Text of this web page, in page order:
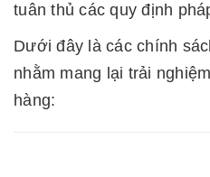
tuân thủ các quy định
Dưới đây là các chính
nhằm mang lại trải
hàng: